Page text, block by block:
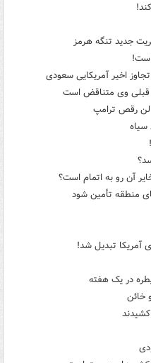
جدید تنگه هرمز
است!
اخیر آمریکایی سعودی
قبلی وی متناقض است
رقص ترامپ
سیاه
آن رو به اتمام است؟
منطقه تأمین شود
آمریکا تبدیل شد!
خائن
کشیدند